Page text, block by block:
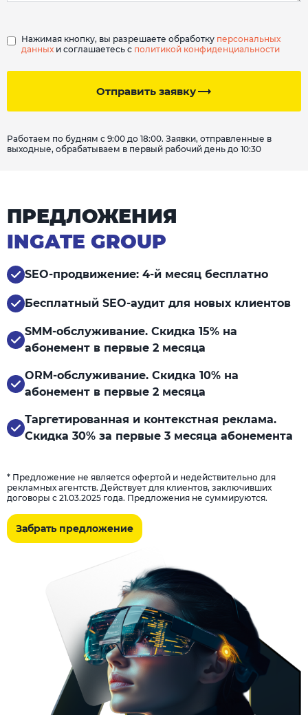
Отправить заявку
Нажимая кнопку, вы разрешаете обработку персональных
данных и соглашаетесь с политикой конфиденциальности
Работаем по будням с 9:00 до 18:00. Заявки, отправленные в
выходные, обрабатываем в первый рабочий день до 10:30
ПРЕДЛОЖЕНИЯ
INGATE GROUP
SEO-продвижение: 4-й месяц бесплатно
Бесплатный SEO-аудит для новых клиентов
SMM-обслуживание. Скидка 15% на
абонемент в первые 2 месяца
ORM-обслуживание. Скидка 10% на
абонемент в первые 2 месяца
Таргетированная и контекстная реклама.
Скидка 30% за первые 3 месяца абонемента
* Предложение не является офертой и недействительно для
рекламных агентств. Действует для клиентов, заключивших
договоры с 21.03.2025 года. Предложения не суммируются.
Забрать предложение